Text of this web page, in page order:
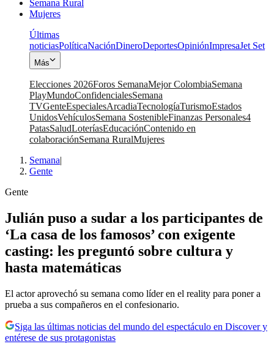
Semana Rural
Mujeres
Últimas
noticiasPolíticaNaciónDineroDeportesOpiniónImpresaJet Set
Más
Elecciones 2026Foros SemanaMejor ColombiaSemana
PlayMundoConfidencialesSemana
TVGenteEspecialesArcadiaTecnologíaTurismoEstados
UnidosVehículosSemana SostenibleFinanzas Personales4
PatasSaludLoteríasEducaciónContenido en
colaboraciónSemana RuralMujeres
Semana|
Gente
Gente
Julián puso a sudar a los participantes de
‘La casa de los famosos’ con exigente
casting: les preguntó sobre cultura y
hasta matemáticas
El actor aprovechó su semana como líder en el reality para poner a
prueba a sus compañeros en el confesionario.
Siga las últimas noticias del mundo del espectáculo en Discover y
entérese de sus protagonistas